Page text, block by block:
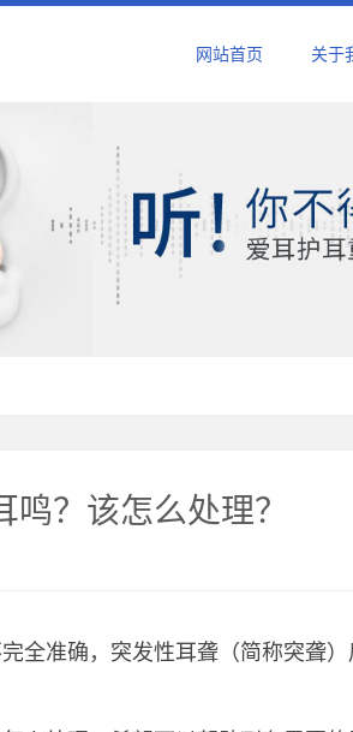
网站首页 关于
？该怎么处理？
全准确，突发性耳聋（简称突聋